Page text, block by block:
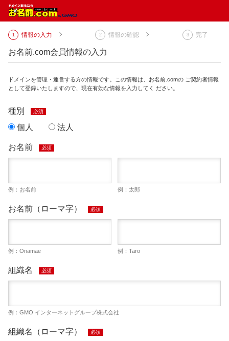
情報の入力 情報の確認 完了
お名前.com会員情報の入力
ドメインを管理・運営する方の情報です。この情報は、お名前.comの ご契約者情報
として登録いたしますので、現在有効な情報を入力してく ださい。
種別 必須
個人 法人
お名前 必須
例：お名前 例：太郎
お名前（ローマ字） 必須
例：Onamae 例：Taro
組織名 必須
例：GMO インターネットグループ株式会社
組織名（ローマ字） 必須